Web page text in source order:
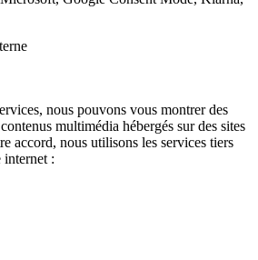
nous pouvons vous montrer des
multimédia hébergés sur des sites
accord, nous utilisons les services tiers
internet :